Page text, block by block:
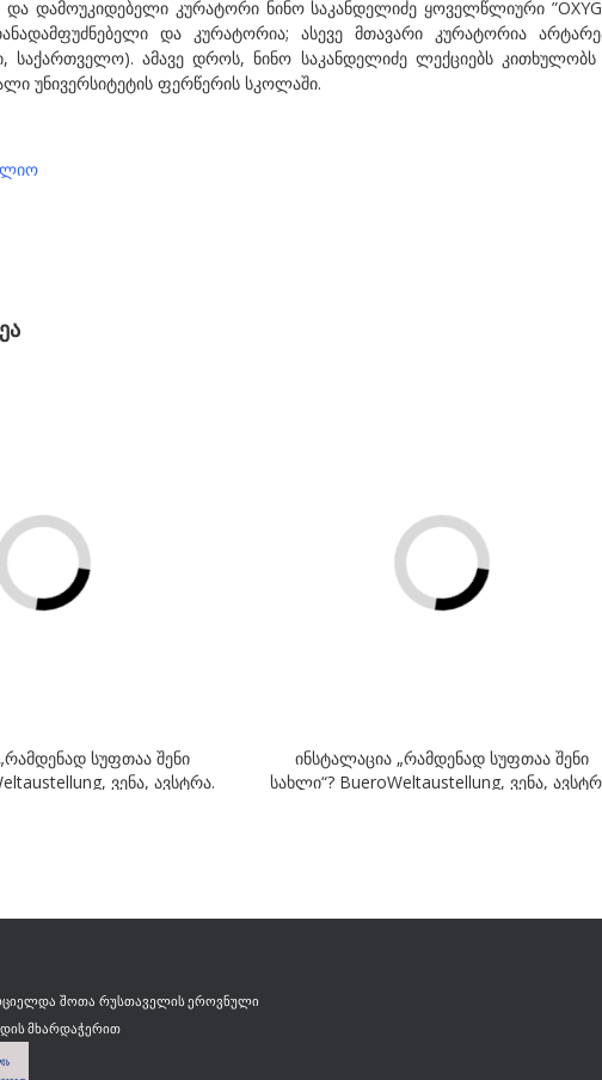
და დამოუკიდებელი კურატორი ნინო საკანდელიძე ყოველწლიური
და კურატორია; ასევე მთავარი კურატორია
საქართველო). ამავე დროს, ნინო საკანდელიძე ლექციებს
უნივერსიტეტის ფერწერის სკოლაში.
სუფთაა შენი
ვენა, ავსტრა.
ინსტალაცია „რამდენად სუფთაა შენი
სახლი“? BueroWeltaustellung, ვენა,
შოთა რუსთაველის ეროვნული
მხარდაჭერით